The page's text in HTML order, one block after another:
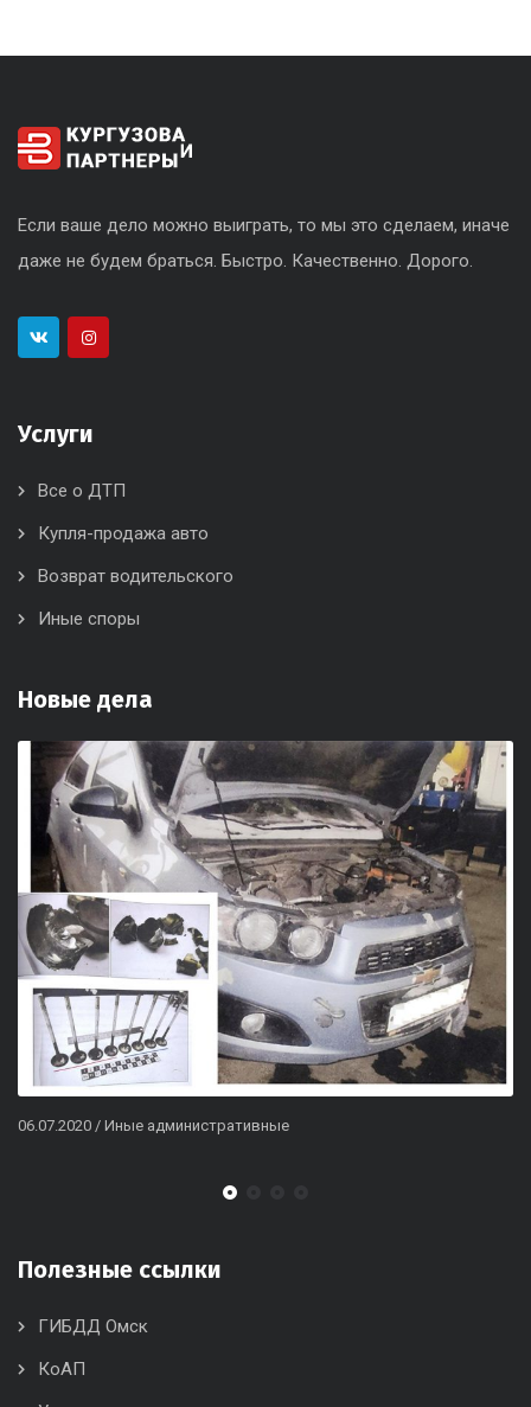
Если ваше дело можно выиграть, то мы это сделаем, иначе
даже не будем браться. Быстро. Качественно. Дорого.
Услуги
Все о ДТП
Купля-продажа авто
Возврат водительского
Иные споры
Новые дела
06.07.2020 / Иные административные
Полезные ссылки
ГИБДД Омск
КоАП